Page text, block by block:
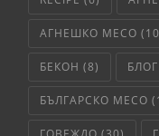
АГНЕШКО МЕСО
БЕКОН (8)
БЪЛГАРСКО МЕСО